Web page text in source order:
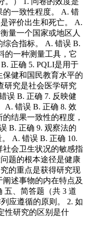
一致性程度。 A. 错
评价出生和死亡。 A.
量一个国家或地区人
合指标。 A. 错误 B.
的一种测量工具，它
正确 5. PQLI是用于
健和国民教育水平的
研究是社会医学研究
误 B. 正确 7. 反映健
A. 错误 B. 正确 8. 效
结果一致性的程度，
B. 正确 9. 观察法的
A. 错误 B. 正确 10.
会卫生状况的敏感指
题的根本途径是健康
的重点是获得研究现
述事物的内在特点及
五、简答题（共 3 道
应遵循的原则。 2. 如
性研究的区别是什